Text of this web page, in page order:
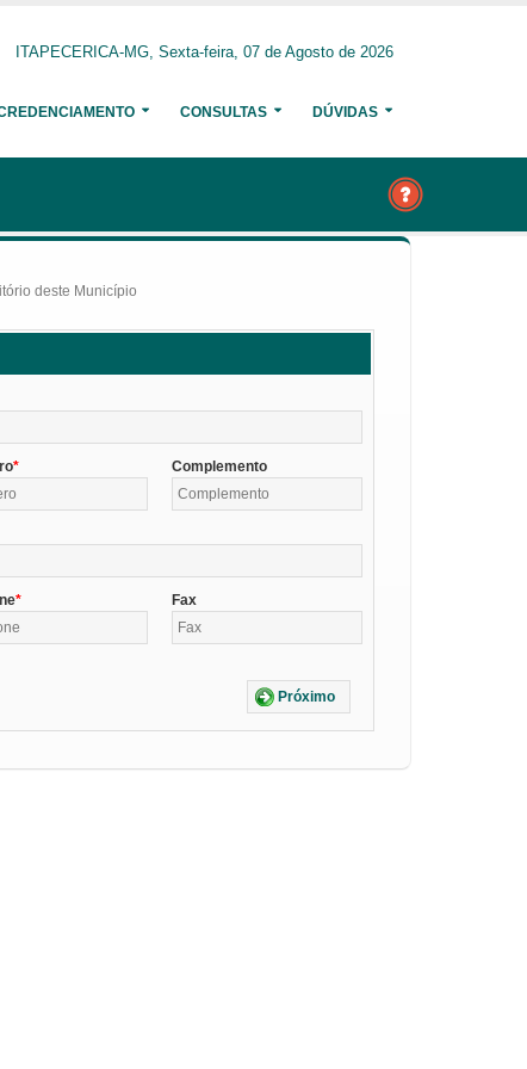
ITAPECERICA-MG, Sexta-feira, 07 de Agosto de 2026
CONSULTAS DÚVIDAS
deste Município
Complemento
Fax
Próximo